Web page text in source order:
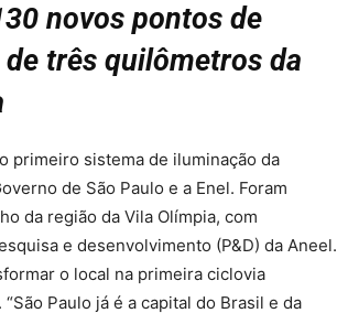
novos pontos de
três quilômetros da
primeiro sistema de iluminação da
de São Paulo e a Enel. Foram
da região da Vila Olímpia, com
e desenvolvimento (P&D) da Aneel.
o local na primeira ciclovia
Paulo já é a capital do Brasil e da